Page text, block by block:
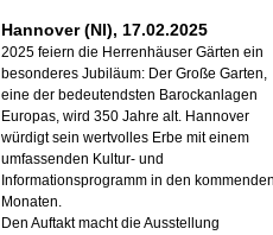
Hannover (NI), 17.02.2025
2025 feiern die Herrenhäuser Gärten ein
besonderes Jubiläum: Der Große Garten,
eine der bedeutendsten Barockanlagen
Europas, wird 350 Jahre alt. Hannover
würdigt sein wertvolles Erbe mit einem
umfassenden Kultur- und
Informationsprogramm in den kommenden
Monaten.
Den Auftakt macht die Ausstellung